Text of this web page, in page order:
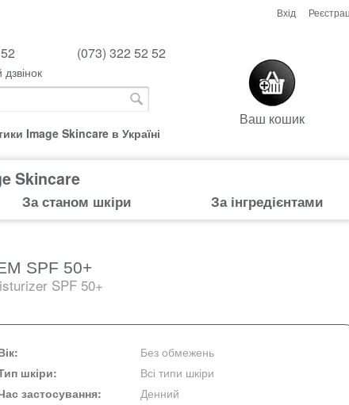
Вхід
Image Skincare в Україні
(073) 322 52 52
Ваш кошик
Skincare
За станом шкіри За інгредієнтами
SPF 50+
SPF 50+
Без обмежень
шкіри:
Всі типи шкіри
застосування:
Денний